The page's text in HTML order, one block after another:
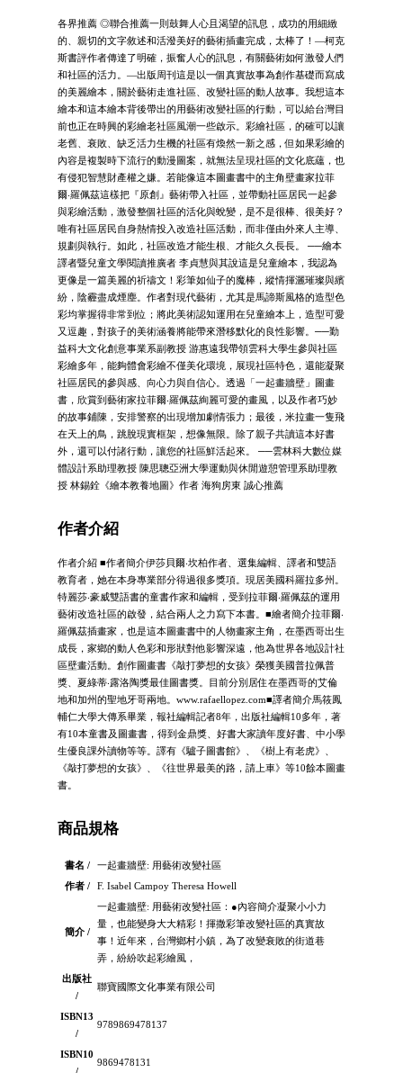
各界推薦 ◎聯合推薦一則鼓舞人心且渴望的訊息，成功的用細緻
的、親切的文字敘述和活潑美好的藝術插畫完成，太棒了！—柯克
斯書評作者傳達了明確，振奮人心的訊息，有關藝術如何激發人們
和社區的活力。—出版周刊這是以一個真實故事為創作基礎而寫成
的美麗繪本，關於藝術走進社區、改變社區的動人故事。我想這本
繪本和這本繪本背後帶出的用藝術改變社區的行動，可以給台灣目
前也正在時興的彩繪老社區風潮一些啟示。彩繪社區，的確可以讓
老舊、衰敗、缺乏活力生機的社區有煥然一新之感，但如果彩繪的
內容是複製時下流行的動漫圖案，就無法呈現社區的文化底蘊，也
有侵犯智慧財產權之嫌。若能像這本圖畫書中的主角壁畫家拉菲
爾‧羅佩茲這樣把『原創』藝術帶入社區，並帶動社區居民一起參
與彩繪活動，激發整個社區的活化與蛻變，是不是很棒、很美好？
唯有社區居民自身熱情投入改造社區活動，而非僅由外來人主導、
規劃與執行。如此，社區改造才能生根、才能久久長長。 ──繪本
譯者暨兒童文學閱讀推廣者 李貞慧與其說這是兒童繪本，我認為
更像是一篇美麗的祈禱文！彩筆如仙子的魔棒，縱情揮灑璀璨與繽
紛，陰霾盡成煙塵。作者對現代藝術，尤其是馬諦斯風格的造型色
彩均掌握得非常到位；將此美術認知運用在兒童繪本上，造型可愛
又逗趣，對孩子的美術涵養將能帶來潛移默化的良性影響。──勤
益科大文化創意事業系副教授 游惠遠我帶領雲科大學生參與社區
彩繪多年，能夠體會彩繪不僅美化環境，展現社區特色，還能凝聚
社區居民的參與感、向心力與自信心。透過「一起畫牆壁」圖畫
書，欣賞到藝術家拉菲爾‧羅佩茲絢麗可愛的畫風，以及作者巧妙
的故事鋪陳，安排警察的出現增加劇情張力；最後，米拉畫一隻飛
在天上的鳥，跳脫現實框架，想像無限。除了親子共讀這本好書
外，還可以付諸行動，讓您的社區鮮活起來。 ──雲林科大數位媒
體設計系助理教授 陳思聰亞洲大學運動與休閒遊憩管理系助理教
授 林錫銓《繪本教養地圖》作者 海狗房東 誠心推薦
作者介紹
作者介紹 ■作者簡介伊莎貝爾‧坎柏作者、選集編輯、譯者和雙語
教育者，她在本身專業部分得過很多獎項。現居美國科羅拉多州。
特麗莎‧豪威雙語書的童書作家和編輯，受到拉菲爾‧羅佩茲的運用
藝術改造社區的啟發，結合兩人之力寫下本書。■繪者簡介拉菲爾‧
羅佩茲插畫家，也是這本圖畫書中的人物畫家主角，在墨西哥出生
成長，家鄉的動人色彩和形狀對他影響深遠，他為世界各地設計社
區壁畫活動。創作圖畫書《敲打夢想的女孩》榮獲美國普拉佩普
獎、夏綠蒂‧露洛陶獎最佳圖書獎。目前分別居住在墨西哥的艾倫
地和加州的聖地牙哥兩地。www.rafaellopez.com■譯者簡介馬筱鳳
輔仁大學大傳系畢業，報社編輯記者8年，出版社編輯10多年，著
有10本童書及圖畫書，得到金鼎獎、好書大家讀年度好書、中小學
生優良課外讀物等等。譯有《驢子圖書館》、《樹上有老虎》、
《敲打夢想的女孩》、《往世界最美的路，請上車》等10餘本圖畫
書。
商品規格
書名 /
一起畫牆壁: 用藝術改變社區
作者 /
F. Isabel Campoy Theresa Howell
簡介 /
一起畫牆壁: 用藝術改變社區：●內容簡介凝聚小小力
量，也能變身大大精彩！揮撒彩筆改變社區的真實故
事！近年來，台灣鄉村小鎮，為了改變衰敗的街道巷
弄，紛紛吹起彩繪風，
出版社
/
聯寶國際文化事業有限公司
ISBN13
/
9789869478137
ISBN10
9869478131